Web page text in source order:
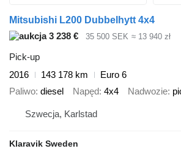
Mitsubishi L200 Dubbelhytt 4x4
3 238 €
35 500 SEK ≈ 13 940 zł
Pick-up
2016
143 178 km
Euro 6
Paliwo diesel Napęd 4x4 Nadwozie
Szwecja, Karlstad
Klaravik Sweden